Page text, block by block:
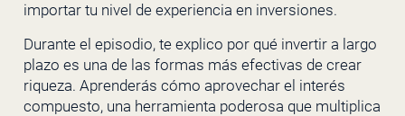
importar tu nivel de experiencia en inversiones.
Durante el episodio, te explico por qué invertir a largo
plazo es una de las formas más efectivas de crear
riqueza. Aprenderás cómo aprovechar el interés
compuesto, una herramienta poderosa que multiplica